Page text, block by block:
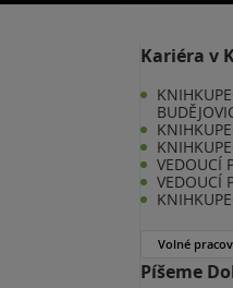
Kariéra v
VEDOUCÍ
VEDOUCÍ
Volné
Píšeme